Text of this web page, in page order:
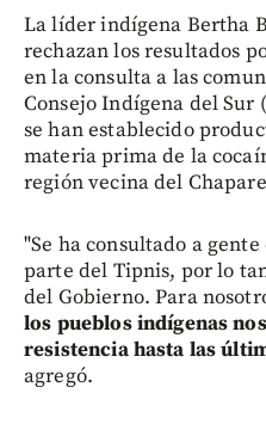
La líder indígena Bertha
rechazan los resultados
en la consulta a las
Consejo Indígena del Sur
se han establecido
materia prima de la
región vecina del
"Se ha consultado a
parte del Tipnis, por lo
del Gobierno. Para
los pueblos indígenas
resistencia hasta las
agregó.